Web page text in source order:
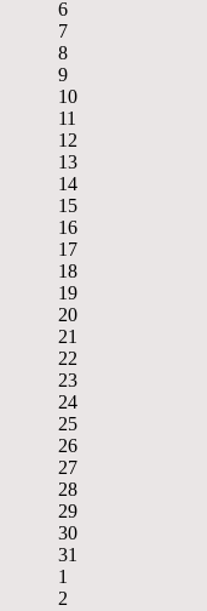
6
7
8
9
10
11
12
13
14
15
16
17
18
19
20
21
22
23
24
25
26
27
28
29
30
31
1
2